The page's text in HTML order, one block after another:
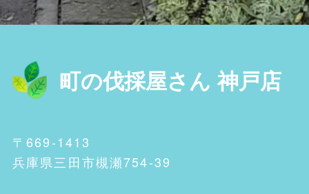
町の伐採屋さん 神戸店
〒669-1413
兵庫県三田市槻瀬754-39